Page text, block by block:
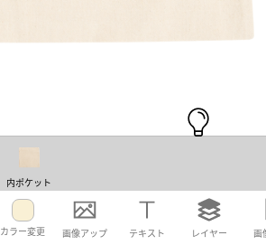
カラー変更 画像アップ テキスト レイヤー 画
内ポケット